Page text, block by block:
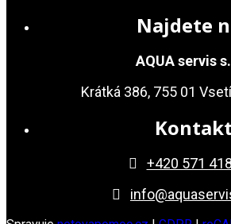
Najdete
AQUA servis
Krátká 386, 755 01
Kontakt
+420 571